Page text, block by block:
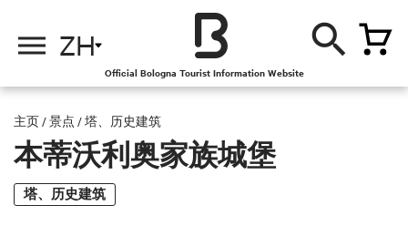
ZH
Official Bologna Tourist Information Website
主页 /景点 /塔、历史建筑
本蒂沃利奥家族城堡
塔、历史建筑